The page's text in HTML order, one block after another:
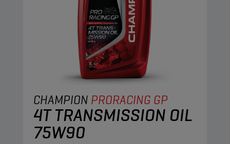
CHAMPION PRORACING GP
4T TRANSMISSION OIL
75W90